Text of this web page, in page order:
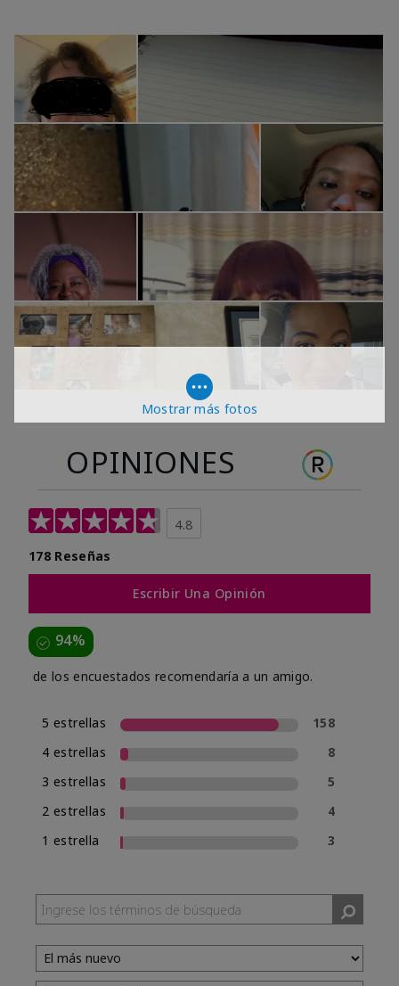
Mostrar más fotos
OPINIONES
4.8
178 Reseñas
Escribir Una Opinión
94%
de los encuestados recomendaría a un amigo.
5 estrellas
158
4 estrellas
8
3 estrellas
5
2 estrellas
4
1 estrella
3